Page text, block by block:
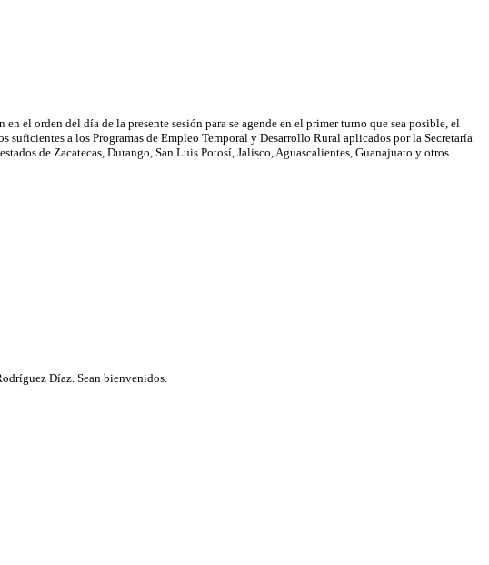
orden del día de la presente sesión para se agende en el primer turno que sea posible, el
a los Programas de Empleo Temporal y Desarrollo Rural aplicados por la Secretaría
de Zacatecas, Durango, San Luis Potosí, Jalisco, Aguascalientes, Guanajuato y otros
Díaz. Sean bienvenidos.